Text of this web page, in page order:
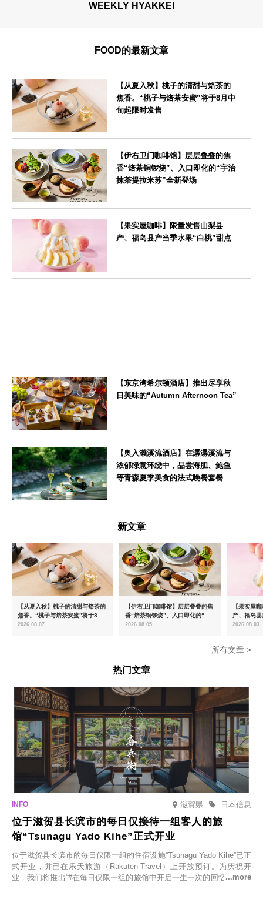
WEEKLY HYAKKEI
FOOD的最新文章
【从夏入秋】桃子的清甜与焙茶的
焦香。“桃子与焙茶安蜜”将于8月中
旬起限时发售
【伊右卫门咖啡馆】层层叠叠的焦
香“焙茶铜锣烧”、入口即化的“宇治
抹茶提拉米苏”全新登场
【果实屋咖啡】限量发售山梨县
产、福岛县产当季水果“白桃”甜点
【东京湾希尔顿酒店】推出尽享秋
日美味的“Autumn Afternoon Tea”
【奥入濑溪流酒店】在潺潺溪流与
浓郁绿意环绕中，品尝海胆、鲍鱼
等青森夏季美食的法式晚餐套餐
新文章
【从夏入秋】桃子的清甜与焙茶的
焦香。“桃子与焙茶安蜜”将于8月
中旬起限时发售
2026.08.07
【伊右卫门咖啡馆】层层叠叠的焦
香“焙茶铜锣烧”、入口即化的“宇
治抹茶提拉米苏”全新登场
2026.08.05
【果实屋
产、福岛
2026.08.03
所有文章 >
热门文章
滋賀県 日本信息
位于滋贺县长滨市的每日仅接待一组客人的旅
馆“Tsunagu Yado Kihe”正式开业
位于滋贺县长滨市的每日仅限一组的住宿设施“Tsunagu Yado Kihe”已正
式开业，并已在乐天旅游（Rakuten Travel）上开放预订。为庆祝开
业，我们将推出“#在每日仅限一组的旅馆中开启一生一次的回忆之旅”活
在此与重要之人共度一段难忘的特别时光。